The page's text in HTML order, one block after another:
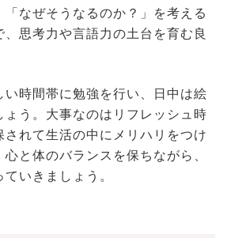
「なぜそうなるのか？」を考える
、思考力や言語力の土台を育む良
い時間帯に勉強を行い、日中は絵
ょう。大事なのはリフレッシュ時
されて生活の中にメリハリをつけ
と体のバランスを保ちながら、
いきましょう。